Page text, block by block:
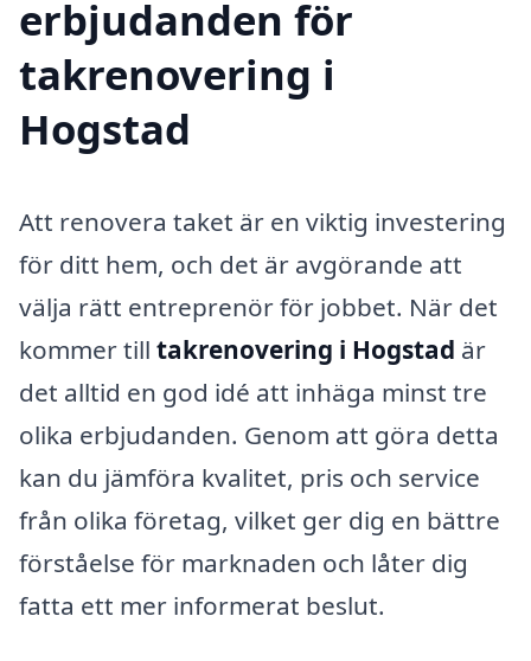
erbjudanden för
takrenovering i
Hogstad
Att renovera taket är en viktig investering
för ditt hem, och det är avgörande att
välja rätt entreprenör för jobbet. När det
kommer till takrenovering i Hogstad är
det alltid en god idé att inhäga minst tre
olika erbjudanden. Genom att göra detta
kan du jämföra kvalitet, pris och service
från olika företag, vilket ger dig en bättre
förståelse för marknaden och låter dig
fatta ett mer informerat beslut.